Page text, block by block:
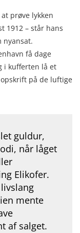
prøve lykken
1912 – står hans
nyansat.
få dage
i kufferten lå et
på de luftige
guldur,
når låget
Elikofer.
mente
af salget.